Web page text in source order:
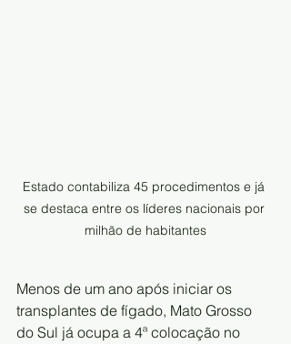
Estado contabiliza 45 procedimentos e já
se destaca entre os líderes nacionais por
milhão de habitantes
Menos de um ano após iniciar os
transplantes de fígado, Mato Grosso
do Sul já ocupa a 4ª colocação no